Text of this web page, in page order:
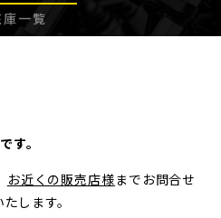
庫一覧
す。
お近くの販売店様までお問合せ
します。